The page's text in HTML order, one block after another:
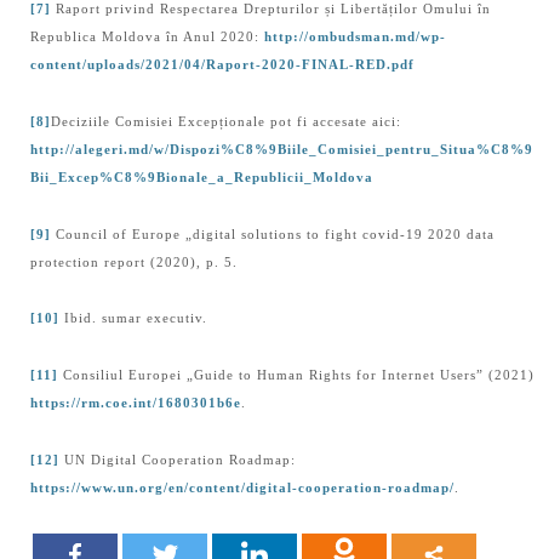
[7] Raport privind Respectarea Drepturilor și Libertăților Omului în
Republica Moldova în Anul 2020: http://ombudsman.md/wp-
content/uploads/2021/04/Raport-2020-FINAL-RED.pdf
[8] Deciziile Comisiei Excepționale pot fi accesate aici:
http://alegeri.md/w/Dispozi%C8%9Biile_Comisiei_pentru_Situa%C8%9
Bii_Excep%C8%9Bionale_a_Republicii_Moldova
[9] Council of Europe „digital solutions to fight covid-19 2020 data
protection report (2020), p. 5.
[10] Ibid. sumar executiv.
[11] Consiliul Europei „Guide to Human Rights for Internet Users” (2021)
https://rm.coe.int/1680301b6e
[12] UN Digital Cooperation Roadmap:
https://www.un.org/en/content/digital-cooperation-roadmap/